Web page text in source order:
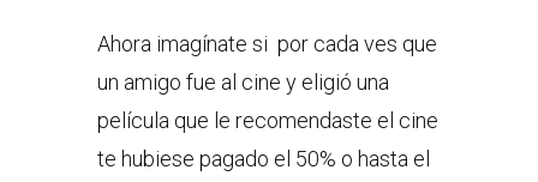
Ahora imagínate si por cada ves que
un amigo fue al cine y eligió una
película que le recomendaste el cine
te hubiese pagado el 50% o hasta el